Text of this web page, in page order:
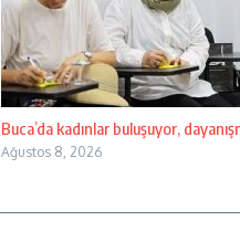
Buca’da kadınlar buluşuyor,
Ağustos 8, 2026